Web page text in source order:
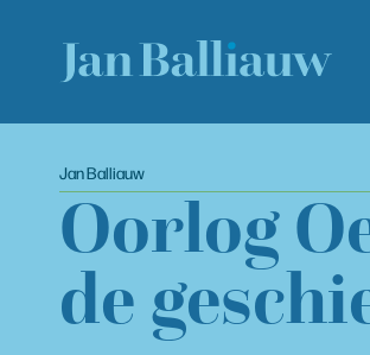
Jan Balliauw
Oorlog
de